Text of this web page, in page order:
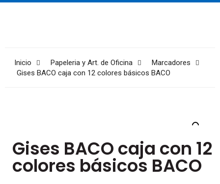
Inicio Papeleria y Art. de Oficina
Marcadores
Gises BACO caja con 12 colores básicos BACO
Gises BACO caja con 12
colores básicos BACO